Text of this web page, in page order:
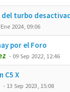
turbo
2024, 09:06
por el Foro
- 09 Sep 2022, 12:46
C5 X
- 13 Sep 2023, 15:08